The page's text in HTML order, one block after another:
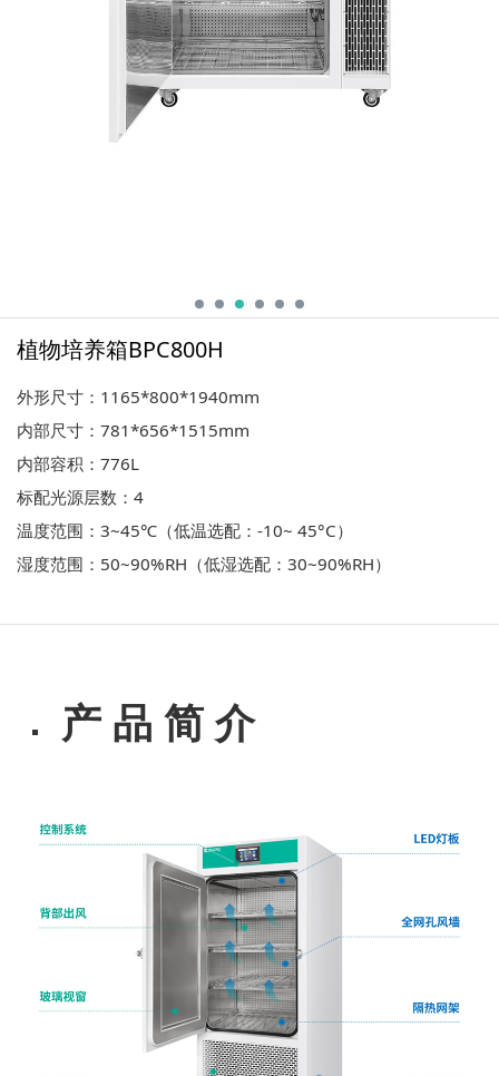
植物培养箱BPC800H
外形尺寸：1165*800*1940mm
内部尺寸：781*656*1515mm
内部容积：776L
标配光源层数：4
温度范围：3~45℃（低温选配：-10~ 45°C）
湿度范围：50~90%RH（低湿选配：30~90%RH）
产 品 简 介